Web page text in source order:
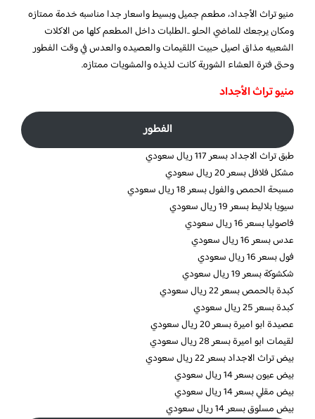
منيو تراث الأجداد،مطعم جميل وبسيط واسعار جدا مناسبه خدمة ممتازه
ومكان يرجعك للماضي الحلو ..الطلبات داخل المطعم كلها من الاكلات
الشعبيه مذاق اصيل حبيت اللقيمات والعصيده والعدس في وقت الفطور
وحتى فترة العشاء الشوربة كانت لذيذه والمشويات ممتازه.
منيو تراث الأجداد
الفطور
طبق تراث الاجداد بسعر 117 ريال سعودي
مشكل فلافل بسعر 20 ريال سعودي
مسبحة الحمص والفول بسعر 18 ريال سعودي
سيويا بلاليط بسعر 19 ريال سعودي
فاصوليا بسعر 16 ريال سعودي
عدس بسعر 16 ريال سعودي
فول بسعر 16 ريال سعودي
شكشوكة بسعر 19 ريال سعودي
كبدة بالحمص بسعر 22 ريال سعودي
كبدة بسعر 25 ريال سعودي
عصيدة ابو اميرة بسعر 20 ريال سعودي
لقيمات ابو اميرة بسعر 28 ريال سعودي
بيض تراث الاجداد بسعر 22 ريال سعودي
بيض عيون بسعر 14 ريال سعودي
بيض مقلي بسعر 14 ريال سعودي
بيض مسلوق بسعر 14 ريال سعودي